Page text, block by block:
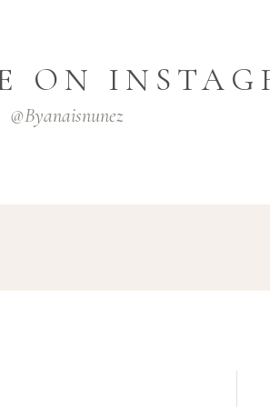
ON
@byanaisnunez